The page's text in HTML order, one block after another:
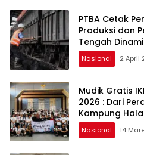
PTBA Cetak
Produksi dan
Tengah
Nasional 2 April
Mudik Gratis
2026 : Dari
Kampung
Silaturahmi
Nasional 14